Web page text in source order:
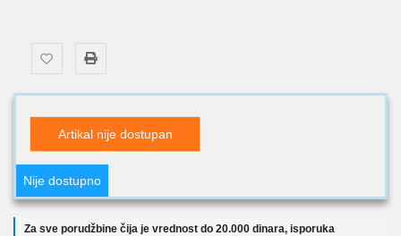
Artikal nije dostupan
Nije dostupno
Za sve porudžbine čija je vrednost do 20.000 dinara, isporuka